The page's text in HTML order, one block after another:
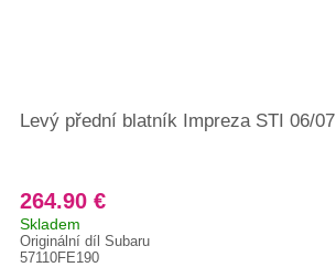
Levý přední blatník Impreza STI 06/07
264.90 €
Skladem
Originální díl Subaru
57110FE190